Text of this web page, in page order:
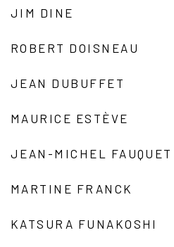
JIM DINE
ROBERT DOISNEAU
JEAN DUBUFFET
MAURICE ESTÈVE
JEAN-MICHEL FAUQUET
MARTINE FRANCK
KATSURA FUNAKOSHI